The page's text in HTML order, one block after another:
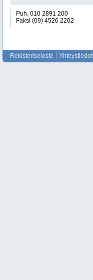
Puh. 010 2891 200
Faksi (09) 4526 2202
Rekisteriseloste Yhteystiedot